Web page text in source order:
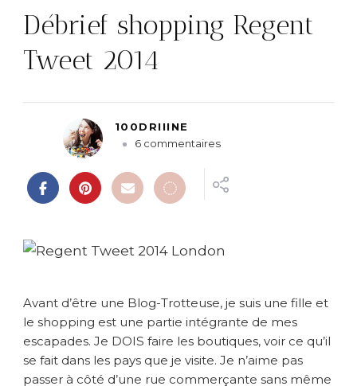
Débrief shopping Regent
Tweet 2014
100DRIIINE
6 commentairess
r
D
s
h
o
p
p
Avant d’être une Blog-Trotteuse, je suis une fille et
le shopping est une partie intégrante de mes
escapades. Je DOIS faire les boutiques, voir ce qu’il
se fait dans les pays que je visite. Je n’aime pas
passer à côté d’une rue commerçante sans même